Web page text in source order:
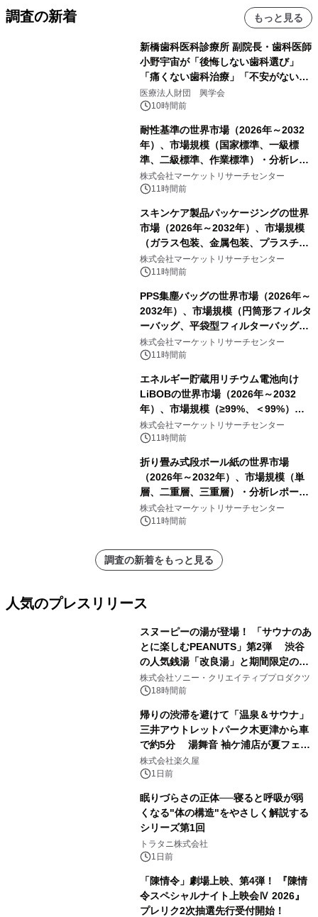
調査の新着 もっと見る
新橋歯科医科診療所 副院長・歯科医師
小野宇宙が「後悔しない歯科選び」
「痛くない歯科治療」「不安がない治
療計画」をテーマに専門監修
医療法人財団 興学会
10時間前
耐性基準の世界市場（2026年～2032
年）、市場規模（国家標準、一級標
準、二級標準、作業標準）・分析レポ
ートを発表
株式会社マーケットリサーチセンター
11時間前
スキンケア製品パッケージングの世界
市場（2026年～2032年）、市場規模
（ガラス包装、金属包装、プラスチッ
ク包装、その他）・分析レポートを発
表
株式会社マーケットリサーチセンター
11時間前
PPS集塵バッグの世界市場（2026年～
2032年）、市場規模（円筒形フィルタ
ーバッグ、平袋型フィルターバッグ、
プリーツフィルターバッグ、その
他）・分析レポートを発表
株式会社マーケットリサーチセンター
11時間前
エネルギー貯蔵用リチウム電池向け
LiBOBの世界市場（2026年～2032
年）、市場規模（≥99%、＜99%）・
分析レポートを発表
株式会社マーケットリサーチセンター
11時間前
折り畳み式段ボール紙の世界市場
（2026年～2032年）、市場規模（単
層、二重層、三重層）・分析レポート
を発表
株式会社マーケットリサーチセンター
11時間前
調査の新着をもっと見る
人気のプレスリリース
スヌーピーの湯が登場！ 「サウナのあ
とに楽しむPEANUTS」第2弾 渋谷
の人気銭湯「改良湯」と期間限定のコ
ラボレーション サウナイキタイコラ
ボグッズも発売決定！
株式会社ソニー・クリエイティブプロダクツ
18時間前
帰りの渋滞を避けて「温泉＆サウナ」
三井アウトレットパーク木更津から車
で約5分 湯舞音 袖ケ浦店が夏フェア
メニューを提供
株式会社楽久屋
1日前
眠りづらさの正体──寝ると呼吸が弱
くなる"体の構造"をやさしく解説する
シリーズ第1回
トラタニ株式会社
1日前
「陳情令」劇場上映、第4弾！ 『陳情
令スペシャルナイト上映会Ⅳ 2026』
プレリク2次抽選先行受付開始！